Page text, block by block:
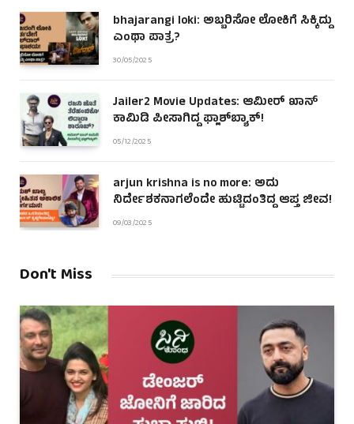
bhajarangi loki: ಅಬ್ಬರಿಸೋ ಲೋಕಿಗೆ ಸಿಕ್ಕಿದ್ದು
ಎಂಥಾ ಪಾತ್ರ?
30/05/2025
Jailer2 Movie Updates: ಆಮೀರ್ ಖಾನ್
ಕಾಮಿಡಿ ಪೀಸಾಗಿದ್ದ ಫ್ಲಾಶ್‌ಬ್ಯಾಕ್!
05/12/2025
arjun krishna is no more: ಅದು
ನಿರ್ದೇಶಕನಾಗಲೆಂದೇ ಹುಟ್ಟಿದಂತಿದ್ದ ಆಪ್ತ ಜೀವ!
09/03/2025
Don't Miss